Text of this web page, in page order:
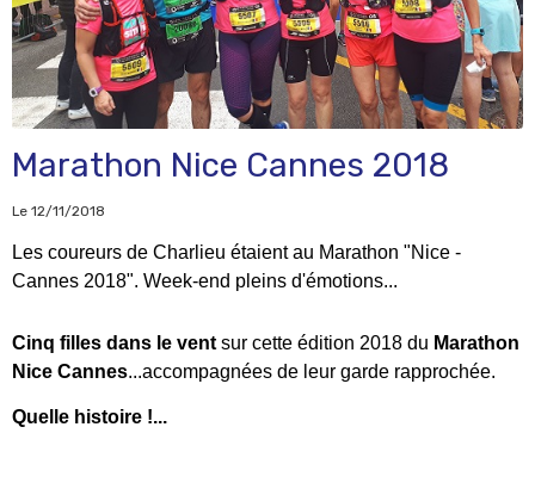
Marathon Nice Cannes 2018
Le 12/11/2018
Les coureurs de Charlieu étaient au Marathon "Nice -
Cannes 2018". Week-end pleins d'émotions...
Cinq filles dans le ventsur cette édition 2018 du Marathon
Nice Cannes...accompagnées de leur garde rapprochée.
Quelle histoire !...